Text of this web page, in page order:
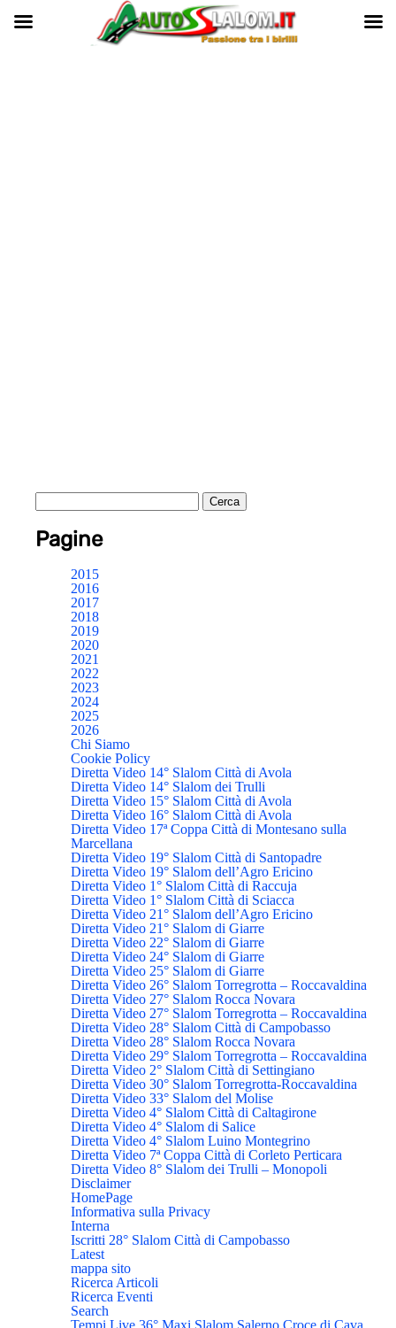
Pagine
2015
2016
2017
2018
2019
2020
2021
2022
2023
2024
2025
2026
Chi Siamo
Cookie Policy
Diretta Video 14° Slalom Città di Avola
Diretta Video 14° Slalom dei Trulli
Diretta Video 15° Slalom Città di Avola
Diretta Video 16° Slalom Città di Avola
Diretta Video 17ª Coppa Città di Montesano sulla
Marcellana
Diretta Video 19° Slalom Città di Santopadre
Diretta Video 19° Slalom dell’Agro Ericino
Diretta Video 1° Slalom Città di Raccuja
Diretta Video 1° Slalom Città di Sciacca
Diretta Video 21° Slalom dell’Agro Ericino
Diretta Video 21° Slalom di Giarre
Diretta Video 22° Slalom di Giarre
Diretta Video 24° Slalom di Giarre
Diretta Video 25° Slalom di Giarre
Diretta Video 26° Slalom Torregrotta – Roccavaldina
Diretta Video 27° Slalom Rocca Novara
Diretta Video 27° Slalom Torregrotta – Roccavaldina
Diretta Video 28° Slalom Città di Campobasso
Diretta Video 28° Slalom Rocca Novara
Diretta Video 29° Slalom Torregrotta – Roccavaldina
Diretta Video 2° Slalom Città di Settingiano
Diretta Video 30° Slalom Torregrotta-Roccavaldina
Diretta Video 33° Slalom del Molise
Diretta Video 4° Slalom Città di Caltagirone
Diretta Video 4° Slalom di Salice
Diretta Video 4° Slalom Luino Montegrino
Diretta Video 7ª Coppa Città di Corleto Perticara
Diretta Video 8° Slalom dei Trulli – Monopoli
Disclaimer
HomePage
Informativa sulla Privacy
Interna
Iscritti 28° Slalom Città di Campobasso
Latest
mappa sito
Ricerca Articoli
Ricerca Eventi
Search
Tempi Live 36° Maxi Slalom Salerno Croce di Cava